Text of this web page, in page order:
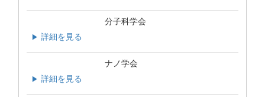
分子科学会
▶ 詳細を見る
ナノ学会
▶ 詳細を見る